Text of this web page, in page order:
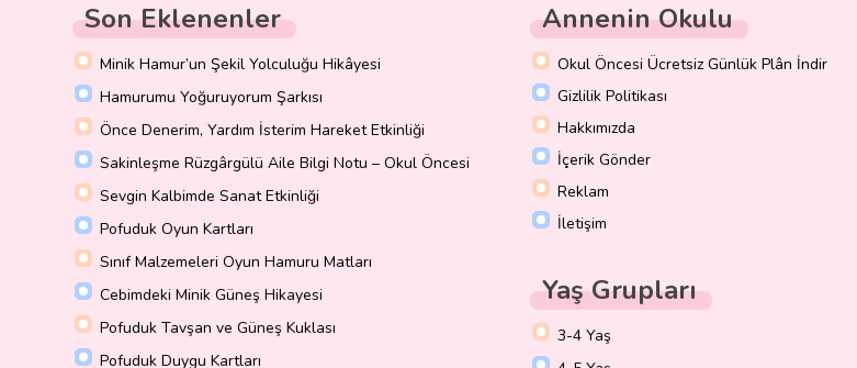
Son Eklenenler
Minik Hamur’un Şekil Yolculuğu Hikâyesi
Hamurumu Yoğuruyorum Şarkısı
Önce Denerim, Yardım İsterim Hareket Etkinliği
Sakinleşme Rüzgârgülü Aile Bilgi Notu – Okul Öncesi
Sevgin Kalbimde Sanat Etkinliği
Pofuduk Oyun Kartları
Sınıf Malzemeleri Oyun Hamuru Matları
Cebimdeki Minik Güneş Hikayesi
Pofuduk Tavşan ve Güneş Kuklası
Pofuduk Duygu Kartları
Annenin Okulu
Okul Öncesi Ücretsiz Günlük Plân İndir
Gizlilik Politikası
Hakkımızda
İçerik Gönder
Reklam
İletişim
Yaş Grupları
3-4 Yaş